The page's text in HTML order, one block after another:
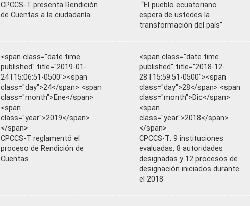
CPCCS-T presenta Rendición
de Cuentas a la ciudadanía
“El pueblo ecuatoriano
espera de ustedes la
transformación del país”
<span class="date time
published" title="2019-01-
24T15:06:51-0500"><span
class="day">24</span> <span
class="month">Ene</span>
<span
class="year">2019</span>
</span>
CPCCS-T reglamentó el
proceso de Rendición de
Cuentas
<span class="date time
published" title="2018-12-
28T15:59:51-0500"><span
class="day">28</span> <span
class="month">Dic</span>
<span
class="year">2018</span>
</span>
CPCCS-T: 9 instituciones
evaluadas, 8 autoridades
designadas y 12 procesos de
designación iniciados durante
el 2018